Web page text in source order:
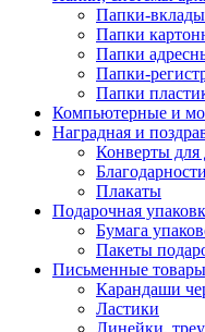
Папки-
Папки
Папки
Папки-
Папки
Компьютерные и
Наградная и
Конверты для
Плакаты
Подарочная
Бумага
Пакеты
Письменные
Карандаши
Ластики
Линейки,